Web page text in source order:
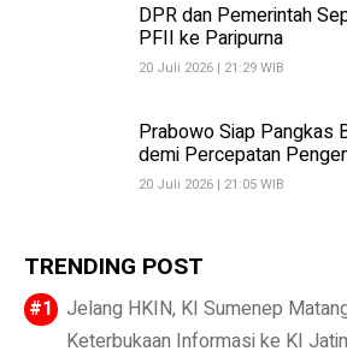
DPR dan Pemerintah
PFII ke Paripurna
20 Juli 2026 | 21:29 WIB
Prabowo Siap Pangkas
demi Percepatan
20 Juli 2026 | 21:05 WIB
TRENDING POST
Jelang HKIN, KI Sumenep
Keterbukaan Informasi ke KI